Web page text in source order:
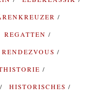
REGATTEN
RENDEZVOUS
HISTORISCHES